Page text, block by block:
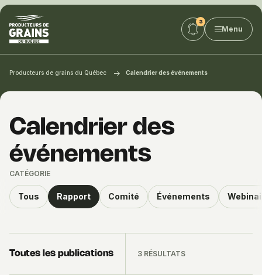
Producteurs
de
grains
du
Québec
PGQ
Menu
Producteurs de grains du Québec Calendrier des événements
Calendrier des
événements
CATÉGORIE
Tous Rapport Comité Événements
Toutes les publications 3 RÉSULTATS